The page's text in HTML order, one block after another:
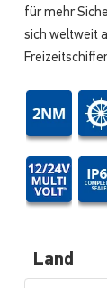
für mehr
sich weltweit
Land